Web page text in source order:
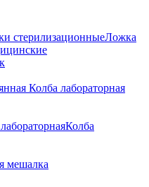
стерилизационныеЛожка
Колба лабораторная
Колба
мешалка